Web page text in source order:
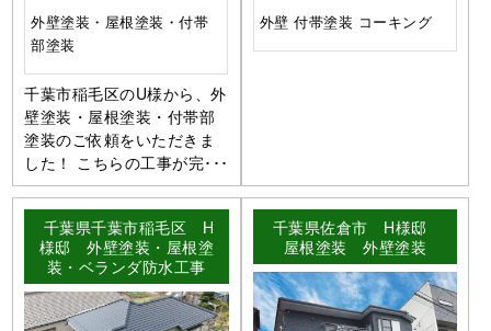
外壁塗装・屋根塗装・付帯
部塗装
千葉市稲毛区のU様から、外
壁塗装・屋根塗装・付帯部
塗装のご依頼をいただきま
した！ こちらの工事が完･･･
外壁 付帯塗装 コーキング
千葉県千葉市稲毛区 H
様邸 外壁塗装・屋根塗
装・ベランダ防水工事
千葉県佐倉市 H様邸
屋根塗装 外壁塗装